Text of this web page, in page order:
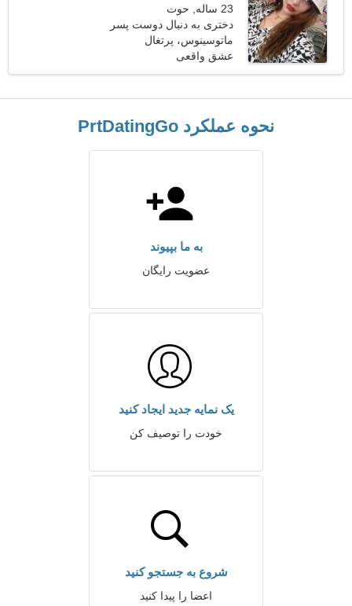
23 ساله, حوت
دختری به دنبال دوست پسر
24-31
ماتوسینوس، پرتغال
عشق واقعی
نحوه عملکرد PrtDatingGo
به ما بپیوند
عضویت رایگان
یک نمایه جدید ایجاد کنید
خودت را توصیف کن
شروع به جستجو کنید
اعضا را پیدا کنید